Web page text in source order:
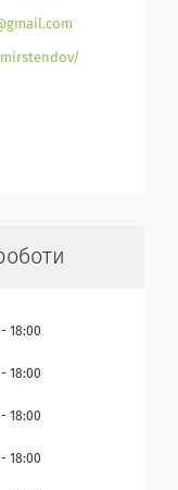
18:00
18:00
18:00
18:00